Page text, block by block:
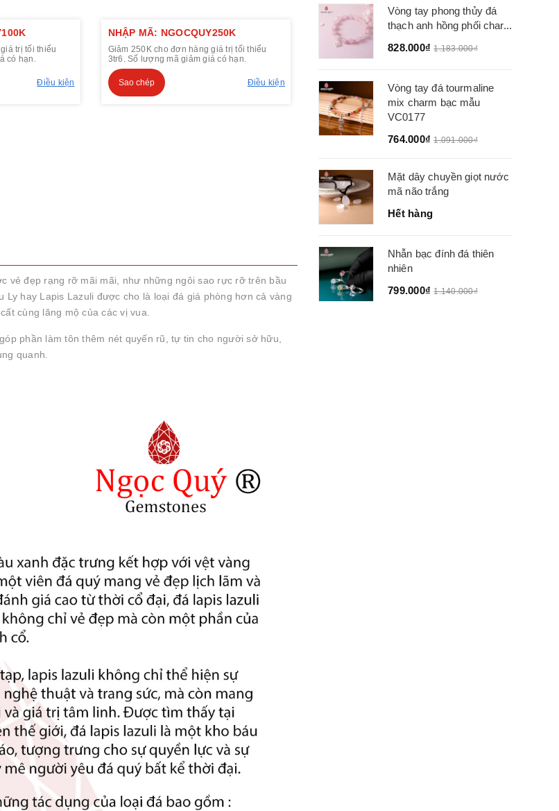
trị tối thiểu
có hạn.
Điều kiện
NHẬP MÃ: NGOCQUY250K
Giảm 250K cho đơn hàng giá trị tối thiểu
3tr6. Số lượng mã giảm giá có hạn.
Sao chép Điều kiện
vẻ đẹp rạng rỡ mãi mãi, như những ngôi sao rực rỡ trên bầu
hay Lapis Lazuli được cho là loại đá giá phòng hơn cả vàng
cùng lăng mộ của các vị vua.
phần làm tôn thêm nét quyến rũ, tự tin cho người sở hữu,
quanh.
Vòng tay phong thủy đá
thạch anh hồng phối char...
828.000₫ 1.183.000₫
Vòng tay đá tourmaline
mix charm bạc mẫu
VC0177
764.000₫ 1.091.000₫
Mặt dây chuyền giọt nước
mã não trắng
Hết hàng
Nhẫn bạc đính đá thiên
nhiên
799.000₫ 1.140.000₫